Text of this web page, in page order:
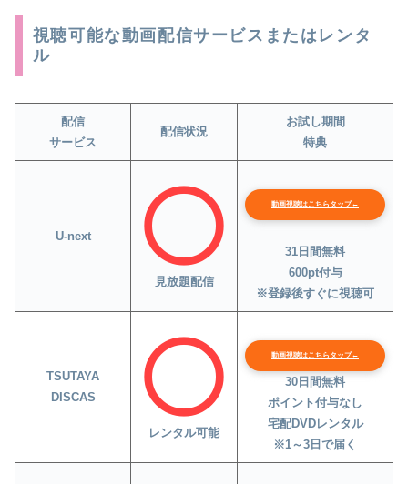
視聴可能な動画配信サービスまたはレンタ
ル
配信
サービス
配信状況
お試し期間
特典
U-next
見放題配信
動画視聴はこちらタップ←
31日間無料
600pt付与
※登録後すぐに視聴可
TSUTAYA
DISCAS
レンタル可能
動画視聴はこちらタップ←
30日間無料
ポイント付与なし
宅配DVDレンタル
※1～3日で届く